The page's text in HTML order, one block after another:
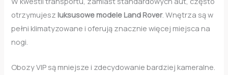
otrzymujesz luksusowe modele Land Rover. Wnętrza są w
pełni klimatyzowane i oferują znacznie więcej miejsca na
nogi.
Obozy VIP są mniejsze i zdecydowanie bardziej kameralne.